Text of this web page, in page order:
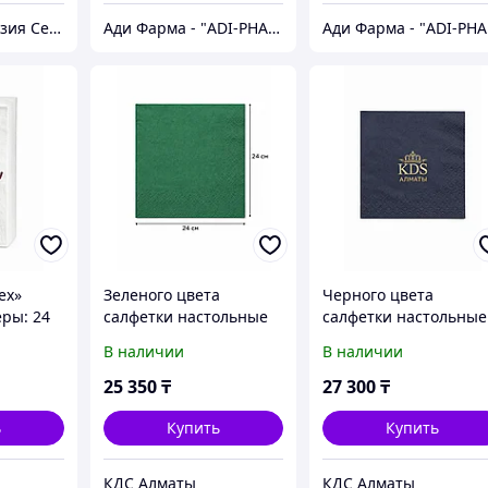
ТОО "Дармен Азия Сервис" Ади Фарма - "ADI-PHARMA" медицинские товары и бытовая химия.
24
1/8
Зеленого цвета
салфетки настольные
24х24см двухслойные ,
30 упаковок по 100шт
В наличии
25 350₸
Купить
КДС Алматы
Черного цвета
салфетки настольные
24х24см двухслойные с
лого , 30 упаковок по
В наличии
27 300₸
Купить
КДС Алматы